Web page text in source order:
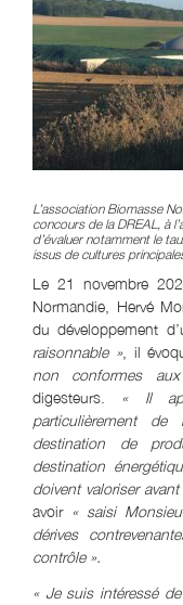
L’association Biomasse
concours de la DREAL, à
d’évaluer notamment le
issus de cultures
Le 21 novembre
Normandie, Hervé
du développement
raisonnable », il
non conformes aux
digesteurs. « Il
particulièrement
destination de
destination
doivent valoriser
avoir « saisi
dérives
contrôle ».
« Je suis intéressé